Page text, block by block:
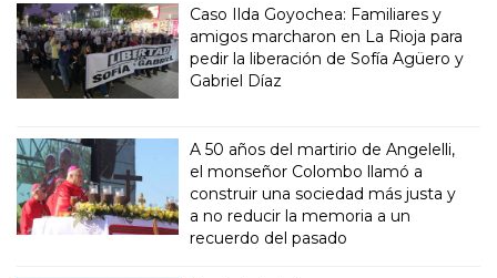
Caso Ilda Goyochea: Familiares y
amigos marcharon en La Rioja para
pedir la liberación de Sofía Agüero y
Gabriel Díaz
A 50 años del martirio de Angelelli,
el monseñor Colombo llamó a
construir una sociedad más justa y
a no reducir la memoria a un
recuerdo del pasado